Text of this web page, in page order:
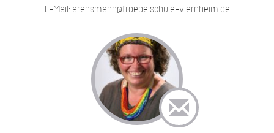
E-Mail: arensmann@froebelschule-viernheim.de